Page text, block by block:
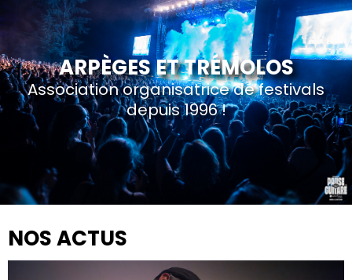
ARPÈGES ET TRÉMOLOS
Association organisatrice de festivals
depuis 1996 !
NOS ACTUS